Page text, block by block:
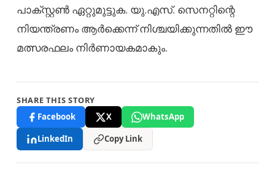
പാക്സ്റ്റൺ ഏറ്റുമുട്ടുക. യു.എസ്. സെനറ്റിന്റെ
നിയന്ത്രണം ആർക്കെന്ന് നിശ്ചയിക്കുന്നതിൽ ഈ
മത്സരഫലം നിർണായകമാകും.
SHARE THIS STORY
Facebook
X
WhatsApp
LinkedIn
Copy Link